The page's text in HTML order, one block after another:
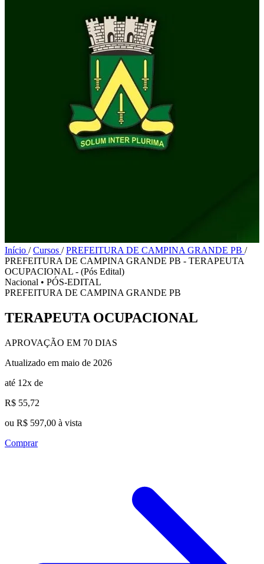
Início / Cursos / PREFEITURA DE CAMPINA GRANDE PB /
PREFEITURA DE CAMPINA GRANDE PB - TERAPEUTA
OCUPACIONAL - (Pós Edital)
Nacional • PÓS-EDITAL
PREFEITURA DE CAMPINA GRANDE PB
TERAPEUTA OCUPACIONAL
APROVAÇÃO EM 70 DIAS
Atualizado em maio de 2026
até 12x de
R$ 55,72
ou R$ 597,00 à vista
Comprar